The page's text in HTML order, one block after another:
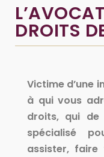
DROITS
Victime d’une
à qui vous
droits, qui de
spécialisé
assister,